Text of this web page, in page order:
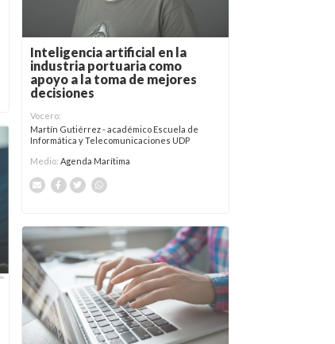
Inteligencia artificial en la
industria portuaria como
apoyo a la toma de mejores
decisiones
Vocero:
Martín Gutiérrez - académico Escuela de
Informática y Telecomunicaciones UDP
Medio: Agenda Marítima